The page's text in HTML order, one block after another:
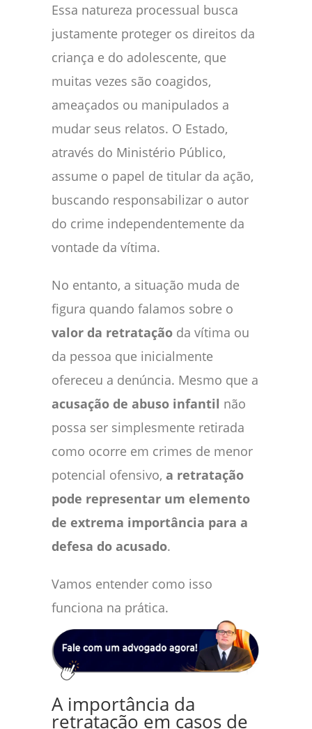
Essa natureza processual busca
justamente proteger os direitos da
criança e do adolescente, que
muitas vezes são coagidos,
ameaçados ou manipulados a
mudar seus relatos. O Estado,
através do Ministério Público,
assume o papel de titular da ação,
buscando responsabilizar o autor
do crime independentemente da
vontade da vítima.
No entanto, a situação muda de
figura quando falamos sobre o
valor da retratação da vítima ou
da pessoa que inicialmente
ofereceu a denúncia. Mesmo que a
acusação de abuso infantil não
possa ser simplesmente retirada
como ocorre em crimes de menor
potencial ofensivo, a retratação
pode representar um elemento
de extrema importância para a
defesa do acusado.
Vamos entender como isso
funciona na prática.
A importância da
retratação em casos de